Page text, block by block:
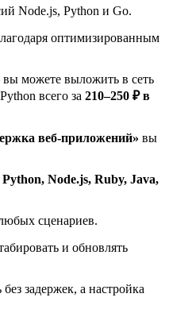
Node.js, Python и Go.
оптимизированным
можете выложить в сеть
всего за 210–250 ₽ в
веб-приложений» вы
Python, Node.js, Ruby, Java,
сценариев.
и обновлять
задержек, а настройка